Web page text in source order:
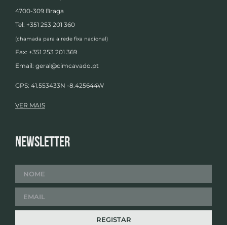
4700-309 Braga
Tel: +351 253 201 360
(chamada para a rede fixa nacional)
Fax: +351 253 201 369
Email: geral@cimcavado.pt
GPS: 41.553433N -8.425644W
VER MAIS
Newsletter